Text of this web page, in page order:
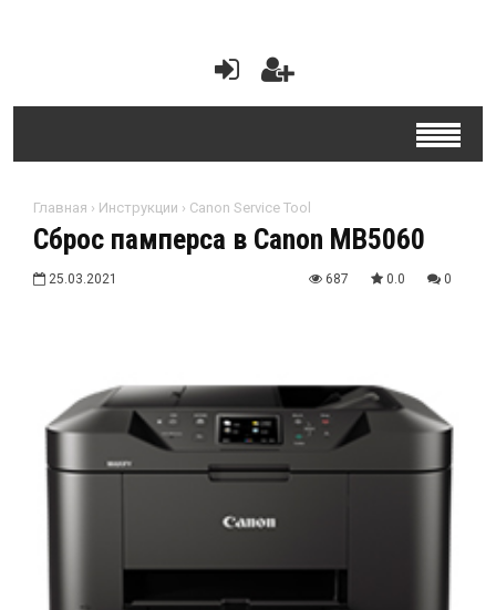
Главная › Инструкции › Canon Service Tool
Сброс памперса в Canon MB5060
25.03.2021 687 0.0 0